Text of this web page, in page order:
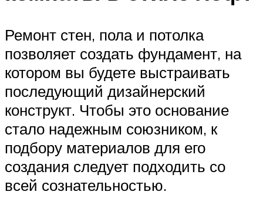
Ремонт стен, пола и потолка
позволяет создать фундамент, на
котором вы будете выстраивать
последующий дизайнерский
конструкт. Чтобы это основание
стало надежным союзником, к
подбору материалов для его
создания следует подходить со
всей сознательностью.